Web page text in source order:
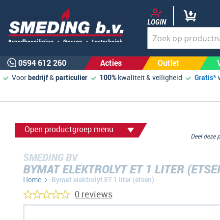
LOGIN
0594 612 260 Acties Outlet
Voorbedrijf&particulier 100% kwaliteit & veiligheid Gratis*
Open productgroep menu
SMEDING BV
BYMAT ELEKTROLYT ET 1 LITER
Home Bymat elektrolyt ET 1 liter (etsen)
Deel
0 reviews
Ga